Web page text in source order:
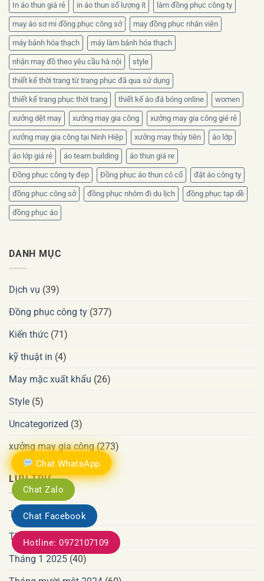
Chat WhatsApp
Chat Zalo
Chat Facebook
Hotline: 0972107109
In áo thun giá rẻ in áo thun số lượng ít làm đồng phục công ty
may áo sơ mi đồng phục công sở may đồng phục nhân viên
máy bánh hóa thạch máy làm bánh hóa thạch
nhận may đồ theo yêu cầu hà nội style
thiết kế thời trang từ trang phục đã qua sử dụng
thiết kế trang phục thời trang thiết kế áo đá bóng online women
xưởng dệt may xưởng may gia công xưởng may gia công gié rẻ
xưởng may gia công tại Ninh Hiệp xưởng may thủy tiên áo lớp
áo lớp giá rẻ áo team building áo thun giá re
Đồng phục công ty đẹp Đồng phục áo thun có cổ đặt áo công ty
đồng phục công sở đồng phục nhóm đi du lịch đồng phục tạp dề
đồng phục áo
DANH MỤC
Dịch vụ (39)
Đồng phục công ty (377)
Kiến thức (71)
kỹ thuật in (4)
May mặc xuất khẩu (26)
Style (5)
Uncategorized (3)
xưởng may gia công(273)
LƯU TRỮ
Tháng 6 2026(34)
Tháng 7 2025(578)
Tháng 1 2025 (40)